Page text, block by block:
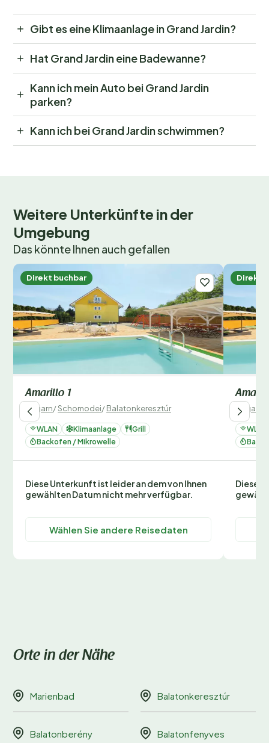
Gibt es eine Klimaanlage in Grand Jardin?
Hat Grand Jardin eine Badewanne?
Kann ich mein Auto bei Grand Jardin
parken?
Kann ich bei Grand Jardin schwimmen?
Weitere Unterkünfte in der
Umgebung
Das könnte Ihnen auch gefallen
Direkt buchbar
Amarillo 1
Ungarn/Schomodei/Balatonkeresztúr
WLAN Klimaanlage
Grill
Backofen / Mikrowelle
Diese Unterkunft ist leider an dem von Ihnen
gewählten Datum nicht mehr verfügbar.
Wählen Sie andere Reisedaten
Direkt
Ungarn
WLAN
Diese
Orte in der Nähe
Marienbad Balatonkeresztúr
Balatonberény Balatonfenyves